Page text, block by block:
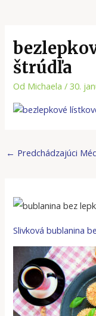
štrúdľa
Od Michaela/30.
← Predchádzajúci
Slivková bublanina